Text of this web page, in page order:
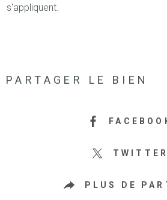
s'appliquent.
PARTAGER LE BIEN
TWITTER
PLUS DE